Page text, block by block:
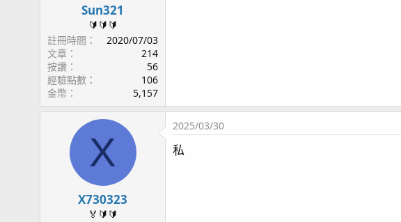
Sun321
🔰🔰🔰
註冊時間
2020/07/03
文章
214
按讚
56
經驗點數
106
金幣
5,157
X
X730323
🏅🔰🔰
2025/03/30
私